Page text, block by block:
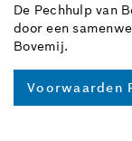
De Pechhulp van
door een
Bovemij.
Voorwaarden